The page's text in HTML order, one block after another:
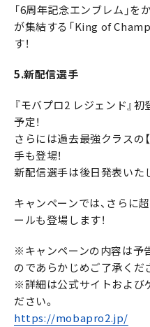
「6周年記念エンブレム」を
が集結する「King of
す！
5.新配信選手
『モバプロ2 レジェンド』
予定！
さらには過去最強クラスの
手も登場！
新配信選手は後日発表いた
キャンペーンでは、さらに
ールも登場します！
※キャンペーンの内容は予
のであらかじめご了承くだ
※詳細は公式サイトおよび
ださい。
https://mobapro2.jp/